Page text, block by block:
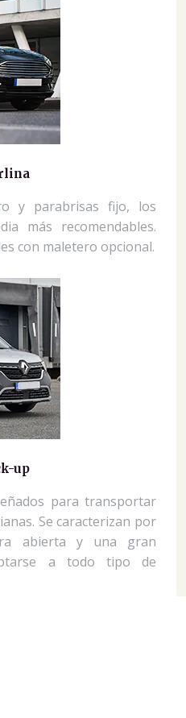
y parabrisas fijo, los
más recomendables.
con maletero opcional.
up
para transportar
Se caracterizan por
abierta y una gran
a todo tipo de